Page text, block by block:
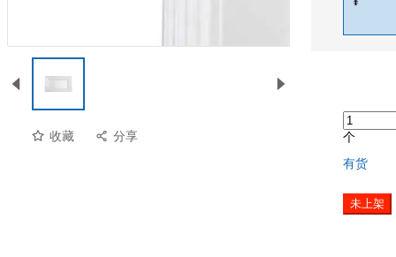
收藏 分享
个
有货
未上架